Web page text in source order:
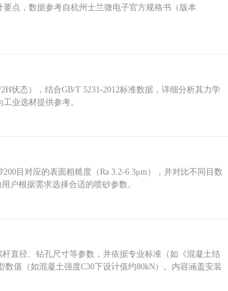
点，数据参考自杭州士兰微电子官方规格书（版本
状态），结合GB/T 5231-2012标准数据，详细分析其力学
业选材提供参考。
目对应的表面粗糙度（Ra 3.2-6.3μm），并对比不同目数
户根据需求选择合适的喷砂参数。
直径、钻孔尺寸等参数，并依据专业标准（如《混凝土结
值（如混凝土强度C30下设计值约80kN）。内容涵盖安装